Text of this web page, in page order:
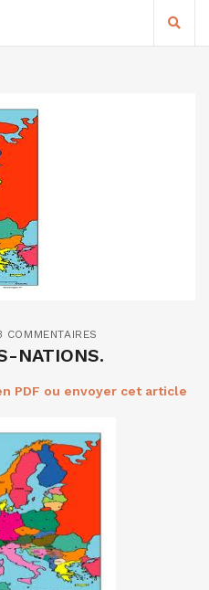
COMMENTAIRES
NATIONS.
PDF ou envoyer cet article